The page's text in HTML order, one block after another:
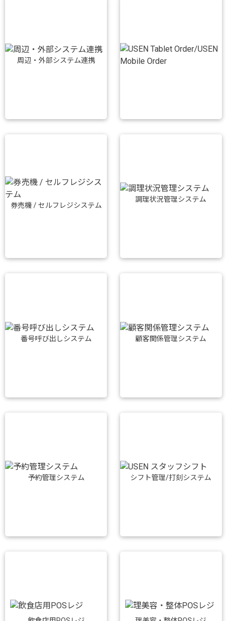
周辺・外部システム連携
券売機 / セルフレジシステム
調理状況管理システム
番号呼び出しシステム 顧客関係管理システム
予約管理システム シフト管理/打刻システム